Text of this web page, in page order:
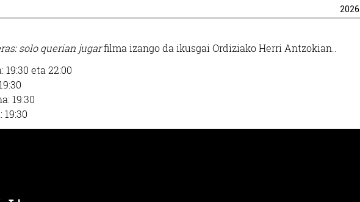
solo querian jugarfilma izango da ikusgai Ordiziako Herri Antzokian..
19:30 eta 22:00
19:30
19:30